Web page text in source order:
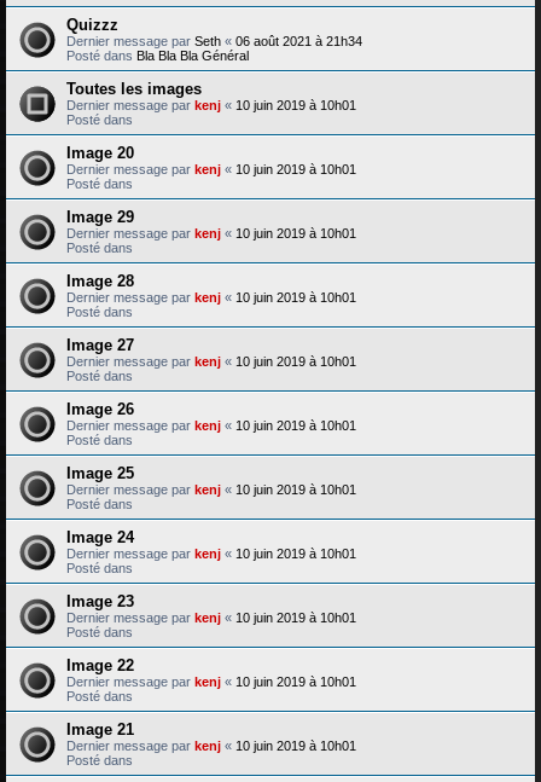
Quizzz
Dernier message par Seth « 06 août 2021 à 21h34
Posté dans Bla Bla Bla Général
Toutes les images
Dernier message par kenj « 10 juin 2019 à 10h01
Posté dans
Image 20
Dernier message par kenj « 10 juin 2019 à 10h01
Posté dans
Image 29
Dernier message par kenj « 10 juin 2019 à 10h01
Posté dans
Image 28
Dernier message par kenj « 10 juin 2019 à 10h01
Posté dans
Image 27
Dernier message par kenj « 10 juin 2019 à 10h01
Posté dans
Image 26
Dernier message par kenj « 10 juin 2019 à 10h01
Posté dans
Image 25
Dernier message par kenj « 10 juin 2019 à 10h01
Posté dans
Image 24
Dernier message par kenj « 10 juin 2019 à 10h01
Posté dans
Image 23
Dernier message par kenj « 10 juin 2019 à 10h01
Posté dans
Image 22
Dernier message par kenj « 10 juin 2019 à 10h01
Posté dans
Image 21
Dernier message par kenj « 10 juin 2019 à 10h01
Posté dans